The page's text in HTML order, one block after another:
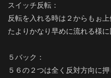
スイッチ反転：
反転を入れる時は２からもぉ
たよりかなり早めに流れる様に
５バック：
５６の２つは全く反対方向に